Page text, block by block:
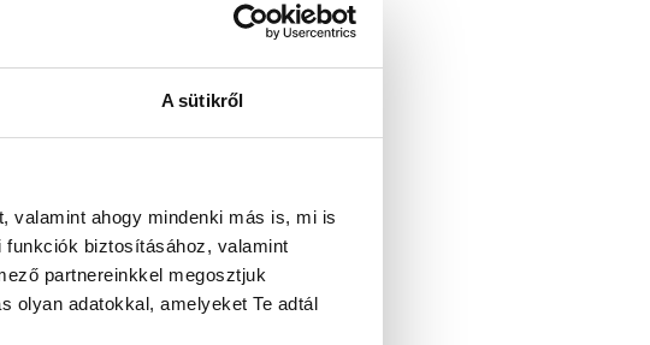
A sütikről
valamint ahogy mindenki más is, mi is
biztosításához, valamint
partnereinkkel megosztjuk
olyan adatokkal, amelyeket Te adtál